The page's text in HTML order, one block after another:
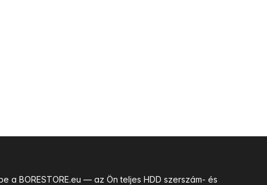
BORESTORE.eu — az Ön teljes HDD szerszám- és